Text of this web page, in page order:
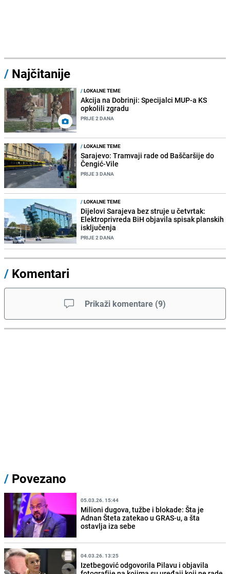
/ Najčitanije
/LOKALNE TEME
Akcija na Dobrinji: Specijalci MUP-a KS
opkolili zgradu
PRIJE 2 DANA
/LOKALNE TEME
Sarajevo: Tramvaji rade od Baščaršije do
Čengić-Vile
PRIJE 3 DANA
/LOKALNE TEME
Dijelovi Sarajeva bez struje u četvrtak:
Elektroprivreda BiH objavila spisak planskih
isključenja
PRIJE 2 DANA
/ Komentari
Prikaži komentare (9)
/ Povezano
05.03.26. 15:44
Milioni dugova, tužbe i blokade: Šta je
Adnan Šteta zatekao u GRAS-u, a šta
ostavlja iza sebe
04.03.26. 13:25
Izetbegović odgovorila Pilavu i objavila